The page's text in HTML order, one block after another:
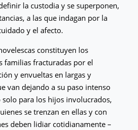
la custodia y se superponen,
a las que indagan por la
y el afecto.
constituyen los
familias fracturadas por el
y envueltas en largas y
van dejando a su paso intenso
para los hijos involucrados,
se trenzan en ellas y con
deben lidiar cotidianamente –